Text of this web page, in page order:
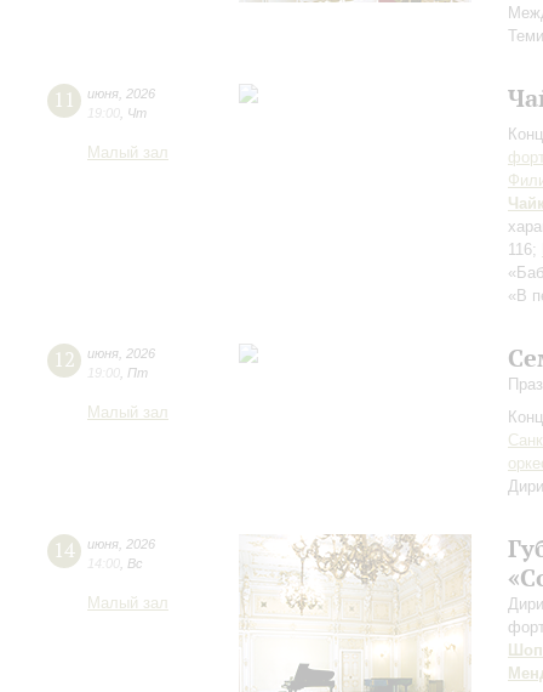
11 июня 2026
19:00 Чт
Малый зал
116;
«В
12 июня 2026
19:00 Пт
Малый зал
14 июня 2026
14:00 Вс
Малый зал